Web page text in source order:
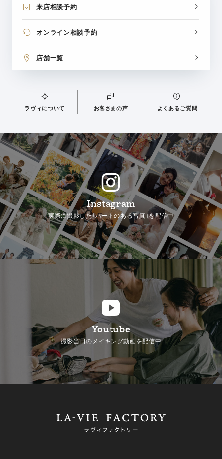
来店相談予約
オンライン相談予約
店舗一覧
ラヴィについて お客さまの声 よくあるご質問
Instagram
実際に撮影した「ハートのある写真」を配信中
Youtube
撮影当日のメイキング動画を配信中